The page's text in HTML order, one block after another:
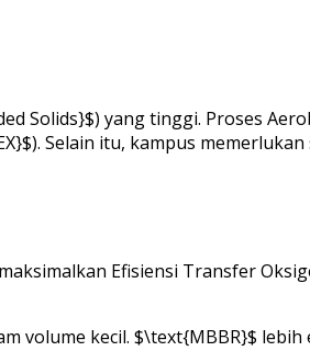
Solids}$) yang tinggi. Proses
Selain itu, kampus
Efisiensi Transfer
volume kecil. $\text{MBBR}$ lebih